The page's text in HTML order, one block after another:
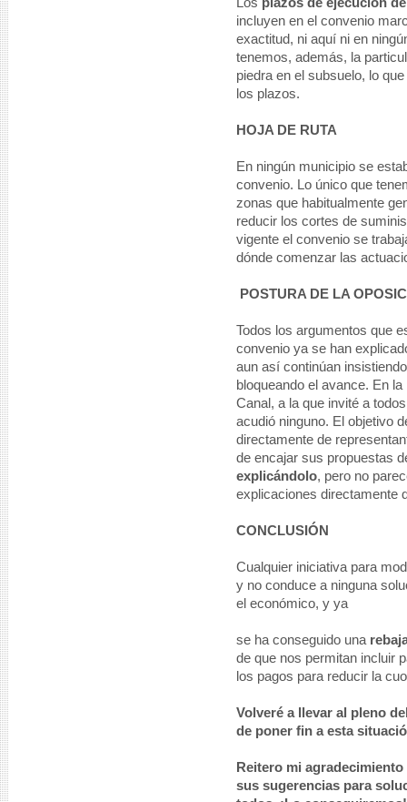
incluyen en el convenio
exactitud, ni aquí ni en
tenemos, además, la
piedra en el subsuelo, lo
los plazos.
HOJA DE RUTA
En ningún municipio se
convenio. Lo único que
zonas que habitualmente
reducir los cortes de
vigente el convenio se
dónde comenzar las
POSTURA DE LA
Todos los argumentos que
convenio ya se han
aun así continúan
bloqueando el avance. En
Canal, a la que invité a
acudió ninguno. El objetivo
directamente de
de encajar sus propuestas
explicándolo, pero no
explicaciones directamente
CONCLUSIÓN
Cualquier iniciativa para
y no conduce a ninguna
el económico, y ya
se ha conseguido una
de que nos permitan incluir
los pagos para reducir la
Volveré a llevar al pleno
de poner fin a esta
Reitero mi
sus sugerencias para